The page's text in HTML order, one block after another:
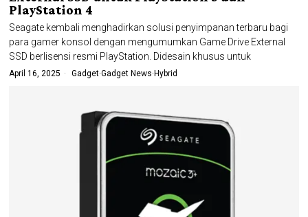
PlayStation 4
Seagate kembali menghadirkan solusi penyimpanan terbaru bagi
para gamer konsol dengan mengumumkan Game Drive External
SSD berlisensi resmi PlayStation. Didesain khusus untuk
April 16, 2025 Gadget·Gadget News· Hybrid